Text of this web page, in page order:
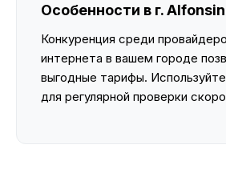
Особенности в г.
Конкуренция среди
интернета в вашем городе
выгодные тарифы.
для регулярной проверки